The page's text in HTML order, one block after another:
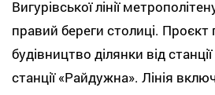
Вигурівської лінії
правий береги столиці. Проєкт
будівництво ділянки від
станції «Райдужна». Лінія